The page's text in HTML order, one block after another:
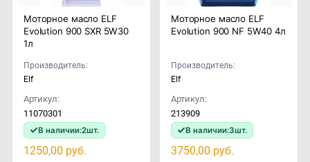
Моторное масло ELF
Evolution 900 SXR 5W30
1л
Производитель:
Elf
Артикул:
11070301
В наличии:2шт.
1250,00 руб.
Моторное масло ELF
Evolution 900 NF 5W40 4л
Производитель:
Elf
Артикул:
213909
В наличии:3шт.
3750,00 руб.